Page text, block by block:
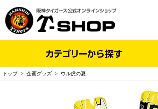
トップ> 企画グッズ > ウル虎の夏